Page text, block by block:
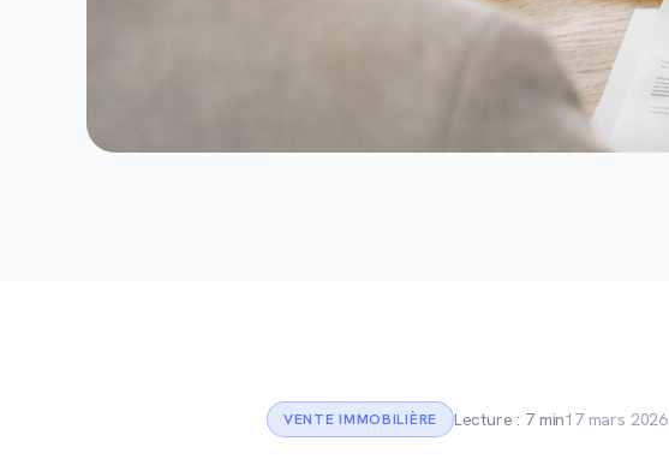
VENTE IMMOBILIÈRE Lecture : 7 min17 mars 2026